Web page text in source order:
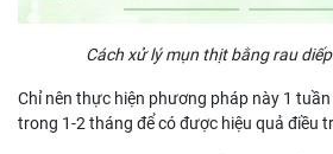
Cách xử lý mụn thịt bằng rau
Chỉ nên thực hiện phương pháp này 1
trong 1-2 tháng để có được hiệu quả điều